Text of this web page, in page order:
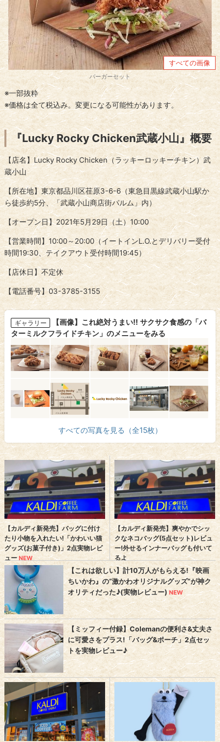
すべての画像
バーガーセット
※一部抜粋
※価格は全て税込み。変更になる可能性があります。
『Lucky Rocky Chicken武蔵小山』概要
【店名】Lucky Rocky Chicken（ラッキーロッキーチキン）武
蔵小山
【所在地】東京都品川区荏原3-6-6（東急目黒線武蔵小山駅か
ら徒歩約5分、「武蔵小山商店街パルム」内）
【オープン日】2021年5月29日（土）10:00
【営業時間】10:00～20:00（イートインL.O.とデリバリー受付
時間19:30、テイクアウト受付時間19:45）
【店休日】不定休
【電話番号】03-3785-3155
ギャラリー
【画像】これ絶対うまい!! サクサク食感の「バ
ターミルクフライドチキン」のメニューをみる
すべての写真を見る（全15枚）